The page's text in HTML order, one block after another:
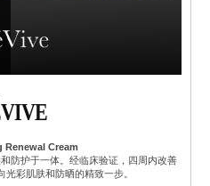
Cream
防护于一体。经临床验证，四周内改善
彩肌肤和防晒的精致一步。